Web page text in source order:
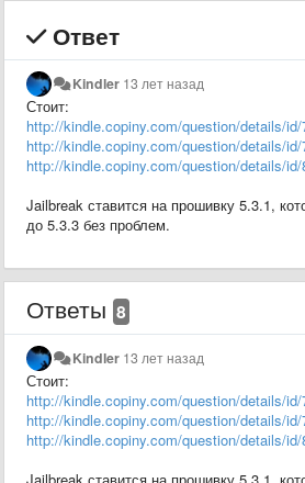
Ответ
Kindler 13 лет назад
Стоит:
http://kindle.copiny.com/question/details/id/
http://kindle.copiny.com/question/details/id/
http://kindle.copiny.com/question/details/id/
Jailbreak ставится на прошивку 5.3.1,
до 5.3.3 без проблем.
Ответы 8
Kindler 13 лет назад
Стоит:
http://kindle.copiny.com/question/details/id/
http://kindle.copiny.com/question/details/id/
http://kindle.copiny.com/question/details/id/
Jailbreak ставится на прошивку 5.3.1,